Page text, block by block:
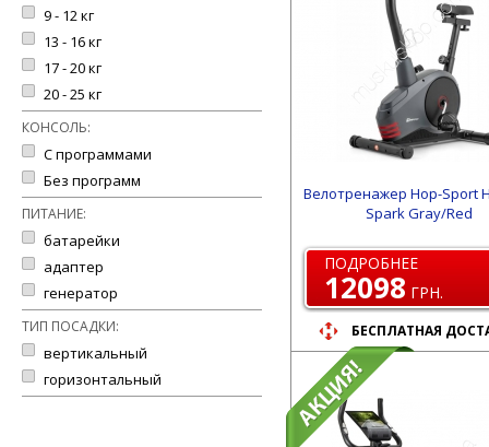
9 - 12 кг
13 - 16 кг
17 - 20 кг
20 - 25 кг
КОНСОЛЬ:
С программами
Без программ
ПИТАНИЕ:
батарейки
адаптер
генератор
ТИП ПОСАДКИ:
вертикальный
горизонтальный
Велотренажер Hop-Sport
Spark Gray/Red
ПОДРОБНЕЕ
12098 ГРН.
БЕСПЛАТНАЯ